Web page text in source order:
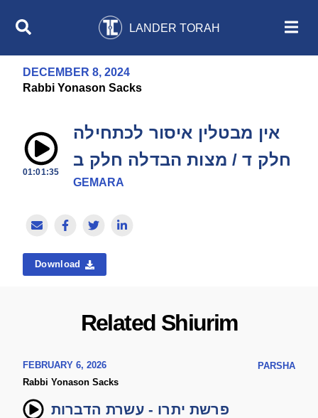
LANDER TORAH
DECEMBER 8, 2024
Rabbi Yonason Sacks
01:01:35
אין מבטלין איסור לכתחילה
חלק ד / מצות הבדלה חלק ב
GEMARA
Download
Related Shiurim
FEBRUARY 6, 2026
PARSHA
Rabbi Yonason Sacks
פרשת יתרו - עשרת הדברות